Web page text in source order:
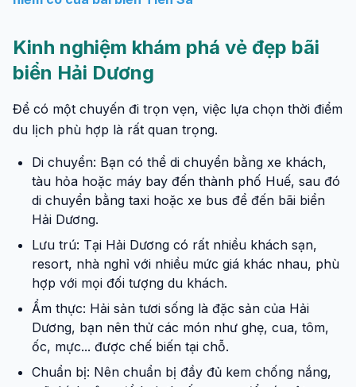
Kinh nghiệm khám phá vẻ đẹp bãi
biển Hải Dương
Để có một chuyến đi trọn vẹn, việc lựa chọn thời điểm
du lịch phù hợp là rất quan trọng.
Di chuyển: Bạn có thể di chuyển bằng xe khách,
tàu hỏa hoặc máy bay đến thành phố Huế, sau đó
di chuyển bằng taxi hoặc xe bus để đến bãi biển
Hải Dương.
Lưu trú: Tại Hải Dương có rất nhiều khách sạn,
resort, nhà nghỉ với nhiều mức giá khác nhau, phù
hợp với mọi đối tượng du khách.
Ẩm thực: Hải sản tươi sống là đặc sản của Hải
Dương, bạn nên thử các món như ghẹ, cua, tôm,
ốc, mực... được chế biến tại chỗ.
Chuẩn bị: Nên chuẩn bị đầy đủ kem chống nắng,